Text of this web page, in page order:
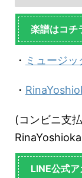
楽譜はコチ
・ ミュージ
・
(コンビニ支
LINE公式ア